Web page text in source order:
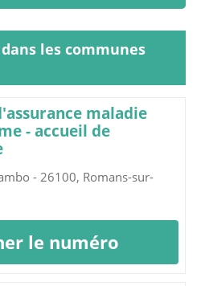
dans les communes
maladie
- accueil de
- 26100, Romans-sur-
le numéro